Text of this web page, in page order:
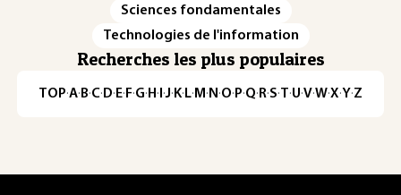
Sciences fondamentales
Technologies de l'information
Recherches les plus populaires
TOP·A·B·C·D·E·F·G·H·I·J·K·L·M·N·O·P·Q·R·S·T·U·V·W·X·Y·Z